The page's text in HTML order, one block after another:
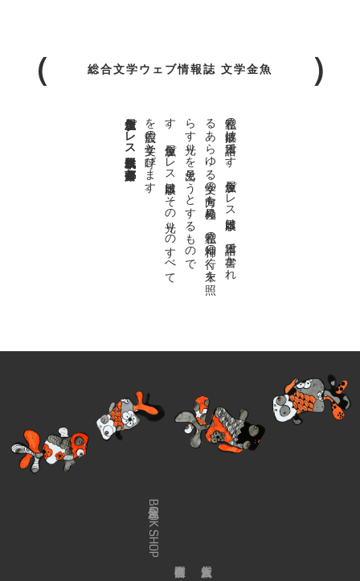
総合文学ウェブ情報誌 文学金魚
私達の
故郷は
日本語で
す
。
金魚屋プ
レ
ス
日本版は
、
日本語で
書か
れ
る
あ
ら
ゆ
る
文学の
方向を
見極め
、
私達の
精神の
行く
末を
照
ら
す
光り
を
見出そ
う
と
す
る
も
の
で
す
。
金魚屋プ
レ
ス
日本版は
そ
の
光り
の
す
べ
て
を
広義の
文学と
呼び
ま
す
。
金魚屋プレス日本版代表 齋藤都
金魚屋BOOK SHOP